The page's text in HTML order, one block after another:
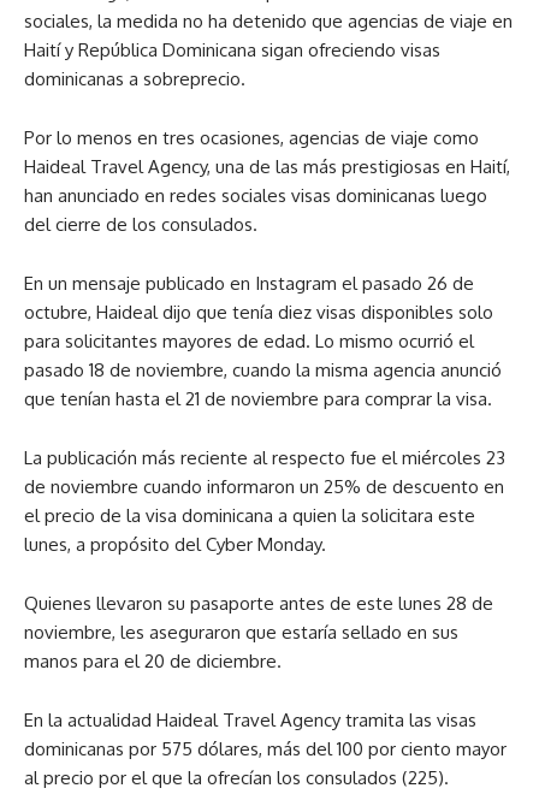
sociales, la medida no ha detenido que agencias de viaje en
Haití y República Dominicana sigan ofreciendo visas
dominicanas a sobreprecio.
Por lo menos en tres ocasiones, agencias de viaje como
Haideal Travel Agency, una de las más prestigiosas en Haití,
han anunciado en redes sociales visas dominicanas luego
del cierre de los consulados.
En un mensaje publicado en Instagram el pasado 26 de
octubre, Haideal dijo que tenía diez visas disponibles solo
para solicitantes mayores de edad. Lo mismo ocurrió el
pasado 18 de noviembre, cuando la misma agencia anunció
que tenían hasta el 21 de noviembre para comprar la visa.
La publicación más reciente al respecto fue el miércoles 23
de noviembre cuando informaron un 25% de descuento en
el precio de la visa dominicana a quien la solicitara este
lunes, a propósito del Cyber Monday.
Quienes llevaron su pasaporte antes de este lunes 28 de
noviembre, les aseguraron que estaría sellado en sus
manos para el 20 de diciembre.
En la actualidad Haideal Travel Agency tramita las visas
dominicanas por 575 dólares, más del 100 por ciento mayor
al precio por el que la ofrecían los consulados (225).